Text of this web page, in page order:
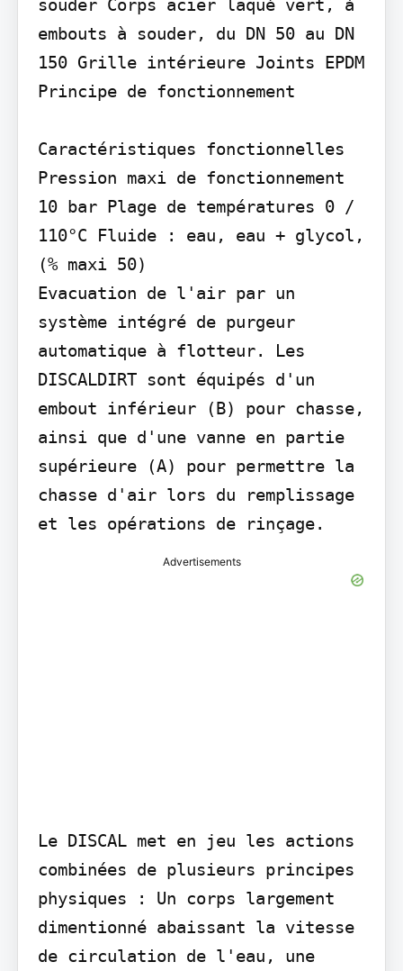
souder Corps acier laqué vert, à
embouts à souder, du DN 50 au DN
150 Grille intérieure Joints EPDM
Principe de fonctionnement
Caractéristiques fonctionnelles
Pression maxi de fonctionnement
10 bar Plage de températures 0 /
110°C Fluide : eau, eau + glycol,
(% maxi 50)
Evacuation de l'air par un
système intégré de purgeur
automatique à flotteur. Les
DISCALDIRT sont équipés d'un
embout inférieur (B) pour chasse,
ainsi que d'une vanne en partie
supérieure (A) pour permettre la
chasse d'air lors du remplissage
et les opérations de rinçage.
Advertisements
Le DISCAL met en jeu les actions
combinées de plusieurs principes
physiques : Un corps largement
dimentionné abaissant la vitesse
de circulation de l'eau, une